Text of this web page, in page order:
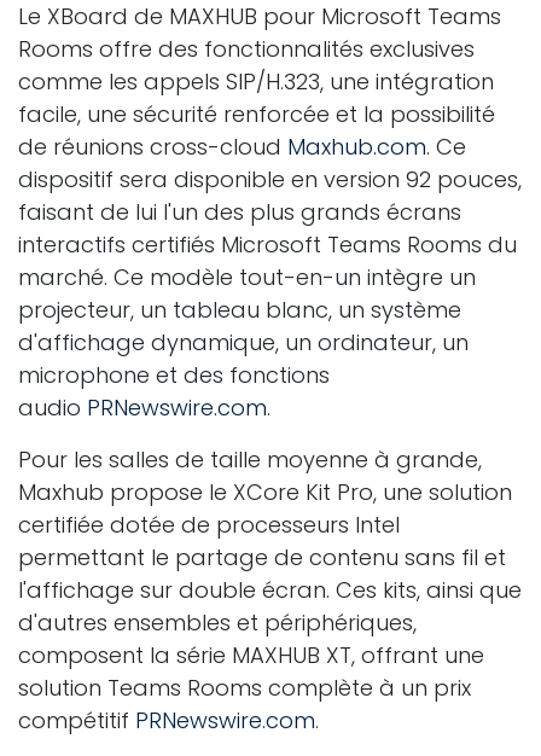
Le XBoard de MAXHUB pour Microsoft Teams
Rooms offre des fonctionnalités exclusives
comme les appels SIP/H.323, une intégration
facile, une sécurité renforcée et la possibilité
de réunions cross-cloud Maxhub.com. Ce
dispositif sera disponible en version 92 pouces,
faisant de lui l'un des plus grands écrans
interactifs certifiés Microsoft Teams Rooms du
marché. Ce modèle tout-en-un intègre un
projecteur, un tableau blanc, un système
d'affichage dynamique, un ordinateur, un
microphone et des fonctions
audio PRNewswire.com.
Pour les salles de taille moyenne à grande,
Maxhub propose le XCore Kit Pro, une solution
certifiée dotée de processeurs Intel
permettant le partage de contenu sans fil et
l'affichage sur double écran. Ces kits, ainsi que
d'autres ensembles et périphériques,
composent la série MAXHUB XT, offrant une
solution Teams Rooms complète à un prix
compétitif PRNewswire.com.